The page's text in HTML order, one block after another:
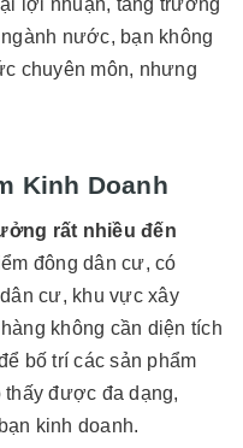
lợi nhuận, tăng trưởng
nước, bạn không
chuyên môn, nhưng
Kinh Doanh
rất nhiều đến
đông dân cư, có
cư, khu vực xây
không cần diện tích
bố trí các sản phẩm
thấy được đa dạng,
kinh doanh.